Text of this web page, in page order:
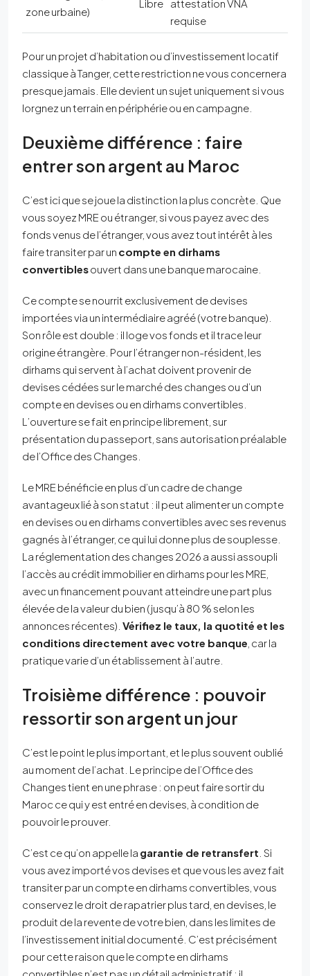
zone urbaine)
Libre attestation VNA
requise
Pour un projet d’habitation ou d’investissement locatif
classique à Tanger, cette restriction ne vous concernera
presque jamais. Elle devient un sujet uniquement si vous
lorgnez un terrain en périphérie ou en campagne.
Deuxième différence : faire
entrer son argent au Maroc
C’est ici que se joue la distinction la plus concrète. Que
vous soyez MRE ou étranger, si vous payez avec des
fonds venus de l’étranger, vous avez tout intérêt à les
faire transiter par un compte en dirhams
convertiblesouvert dans une banque marocaine.
Ce compte se nourrit exclusivement de devises
importées via un intermédiaire agréé (votre banque).
Son rôle est double : il loge vos fonds et il trace leur
origine étrangère. Pour l’étranger non-résident, les
dirhams qui servent à l’achat doivent provenir de
devises cédées sur le marché des changes ou d’un
compte en devises ou en dirhams convertibles.
L’ouverture se fait en principe librement, sur
présentation du passeport, sans autorisation préalable
de l’Office des Changes.
Le MRE bénéficie en plus d’un cadre de change
avantageux lié à son statut : il peut alimenter un compte
en devises ou en dirhams convertibles avec ses revenus
gagnés à l’étranger, ce qui lui donne plus de souplesse.
La réglementation des changes 2026 a aussi assoupli
l’accès au crédit immobilier en dirhams pour les MRE,
avec un financement pouvant atteindre une part plus
élevée de la valeur du bien (jusqu’à 80 % selon les
annonces récentes). Vérifiez le taux, la quotité et les
conditions directement avec votre banque , car la
pratique varie d’un établissement à l’autre.
Troisième différence : pouvoir
ressortir son argent un jour
C’est le point le plus important, et le plus souvent oublié
au moment de l’achat. Le principe de l’Office des
Changes tient en une phrase : on peut faire sortir du
Maroc ce qui y est entré en devises, à condition de
pouvoir le prouver.
C’est ce qu’on appelle la garantie de retransfert . Si
vous avez importé vos devises et que vous les avez fait
transiter par un compte en dirhams convertibles, vous
conservez le droit de rapatrier plus tard, en devises, le
produit de la revente de votre bien, dans les limites de
l’investissement initial documenté. C’est précisément
pour cette raison que le compte en dirhams